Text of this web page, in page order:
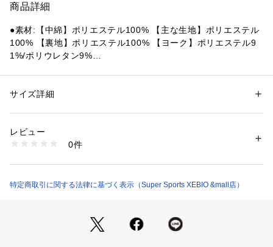
商品詳細
●素材:【中綿】ポリエステル100% 【主な生地】ポリエステル
100% 【裏地】ポリエステル100% 【ヨーク】ポリエステル9
1%/ポリウレタン9%
●サイズ:【SS(XS)サイズ】胸囲84～87cm 【Sサイズ】胸囲88
【実寸サイズ】
●Mサイズ詳細:【着丈】71.5cm 【肩幅】41cm 【身幅】46cm
●ベトナム製
●保温性:寒さを感じないよう、ランニング中に体温を一定にキ
性別：メンズ
商品番号：
10872737301 （ショップ）
サイズ詳細
レビュー
0件
特定商取引に関する法律に基づく表示（Super Sports XEBIO &mall店）